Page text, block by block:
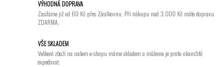
VÝHODNÁ DOPRAVA
Zasíláme již od 60 Kč přes Zásilkovnu. Při nákupu nad 3.000 Kč máte dopravu
ZDARMA.
VŠE SKLADEM
Veškeré zboží na našem e-shopu máme skladem a můžeme je proto okamžitě
expedovat.